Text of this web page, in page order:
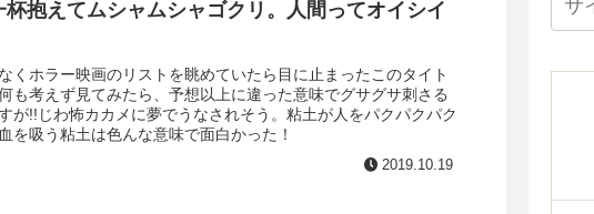
杯抱えてムシャムシャゴクリ。人間ってオイシイ
くホラー映画のリストを眺めていたら目に止まったこのタイト
も考えず見てみたら、予想以上に違った意味でグサグサ刺さる
が!!じわ怖カカメに夢でうなされそう。粘土が人をパクパクパク
を吸う粘土は色んな意味で面白かった！
2019.10.19